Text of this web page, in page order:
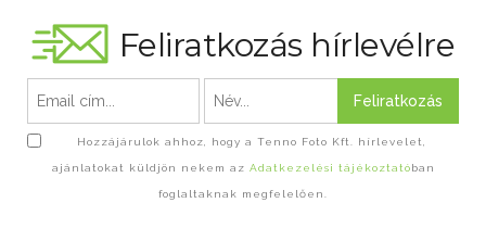
Feliratkozás hírlevélre
Feliratkozás
Hozzájárulok ahhoz, hogy a Tenno Foto Kft. hírlevelet,
ajánlatokat küldjön nekem az Adatkezelési tájékoztatóban
foglaltaknak megfelelően.